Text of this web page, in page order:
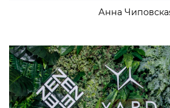
Анна